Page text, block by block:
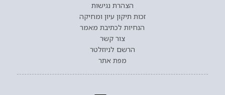
הצהרת נגישות
זכות תיקון עיון ומחיקה
הנחיות לכתיבת מאמר
צור קשר
הרשם לניוזלטר
מפת אתר